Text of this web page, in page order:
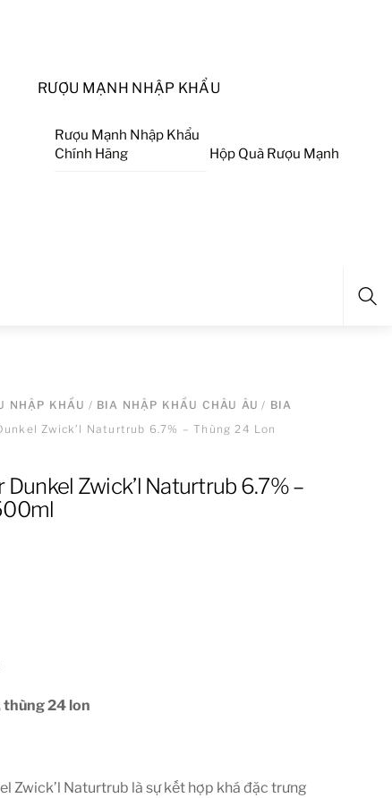
RƯỢU MẠNH NHẬP KHẨU
Rượu Mạnh Nhập Khẩu
Chính Hãng
Hộp Quà Rượu Mạnh
NHẬP KHẨU / BIA NHẬP KHẨU CHÂU ÂU / BIA
Zwick’l Naturtrub 6.7% – Thùng 24 Lon
Dunkel Zwick’l Naturtrub 6.7% –
thùng 24 lon
Zwick’l Naturtrub là sự kết hợp khá đặc trưng